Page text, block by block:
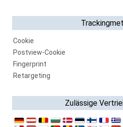
Cookie
Postview-Cookie
Fingerprint
Retargeting
Zulässige